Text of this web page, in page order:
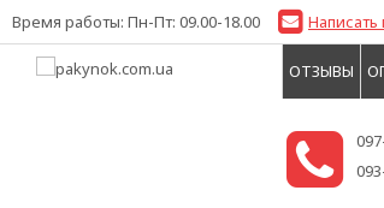
Время работы: Пн-Пт: 09.00-18.00 Написать
ОТЗЫВЫ